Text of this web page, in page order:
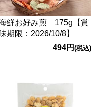
鮮お好み煎 175g【賞
期限：2026/10/8】
494円 (税込)